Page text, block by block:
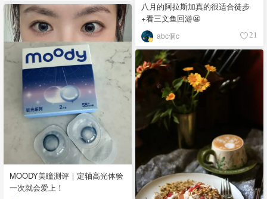
八月的阿拉斯加真的很适合徒步
+看三文鱼回游😬
abc個c 21
MOODY美瞳测评｜定轴高光体验
一次就会爱上！